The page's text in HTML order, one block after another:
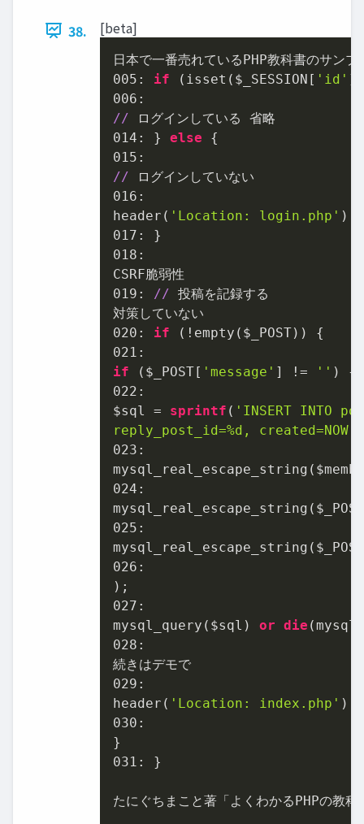
38. [beta]
005 : if (isset($_SESSION[ 'id' ])
006
//
014 : } else
015
//
016 :
header( 'Location: login.php' );
017
01 8:
01 9: // 投稿を記録する
020 : if
021
if ($_POST[ 'message' ] != ''
022 :
$sql = sprintf ( 'INSERT INTO
reply_post_id=%d,
023 :
024 :
025 :
026 :
027 :
mysql_query($sql) or die
028:
029:
header( 'Location: index.php' );
030 :
031 : }
たにぐちまこと著「よくわかるPHPの教科